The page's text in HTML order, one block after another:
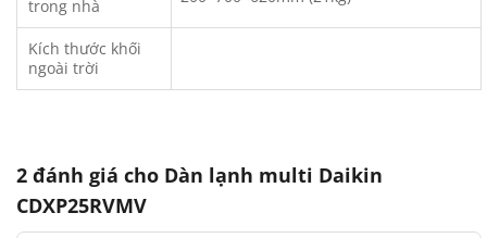
trong nhà
Kích thước khối
ngoài trời
2 đánh giá cho Dàn lạnh multi Daikin
CDXP25RVMV